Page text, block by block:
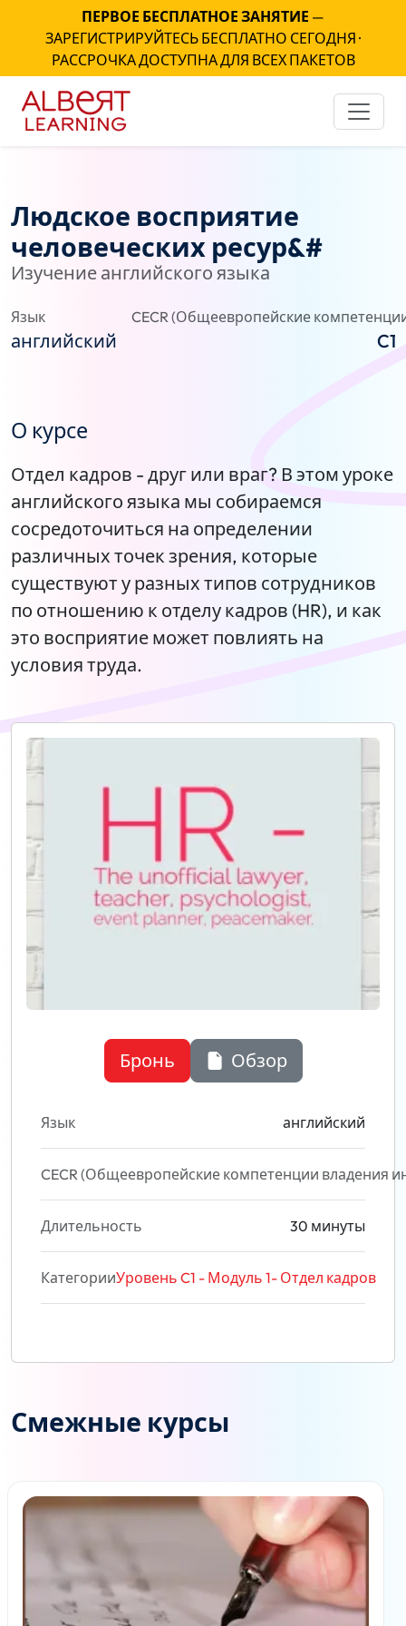
ПЕРВОЕ БЕСПЛАТНОЕ ЗАНЯТИЕ —
ЗАРЕГИСТРИРУЙТЕСЬ БЕСПЛАТНО СЕГОДНЯ ·
РАССРОЧКА ДОСТУПНА ДЛЯ ВСЕХ ПАКЕТОВ
Людское восприятие
человеческих ресур&#
Изучение английского языка
Язык
английский
CECR (Общеевропейские
C1
О курсе
Отдел кадров - друг или враг? В этом уроке
английского языка мы собираемся
сосредоточиться на определении
различных точек зрения, которые
существуют у разных типов сотрудников
по отношению к отделу кадров (HR), и как
это восприятие может повлиять на
условия труда.
Бронь Обзор
Язык английский
CECR (Общеевропейские компетенции владения
Длительность 30 минуты
КатегорииУровень C1 - Модуль 1- Отдел кадров
Смежные курсы